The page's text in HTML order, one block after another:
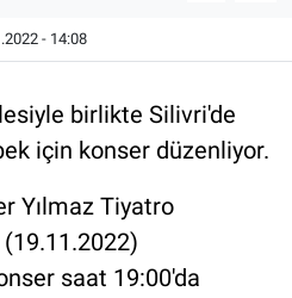
- 14:08
birlikte Silivri'de
için konser düzenliyor.
Yılmaz Tiyatro
saat 19:00'da